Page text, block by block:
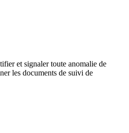
et signaler toute anomalie de
les documents de suivi de